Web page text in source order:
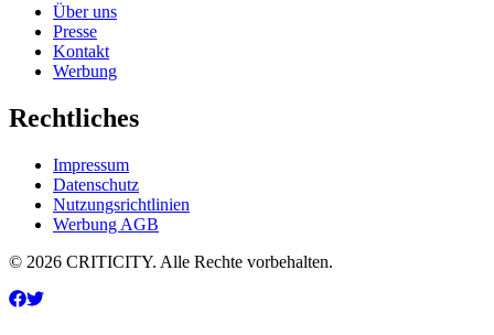
Über uns
Presse
Kontakt
Werbung
Rechtliches
Impressum
Datenschutz
Nutzungsrichtlinien
Werbung AGB
© 2026 CRITICITY. Alle Rechte vorbehalten.